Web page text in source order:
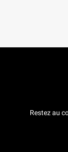
Restez au